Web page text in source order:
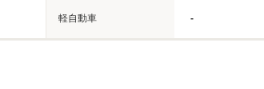
軽自動車 -